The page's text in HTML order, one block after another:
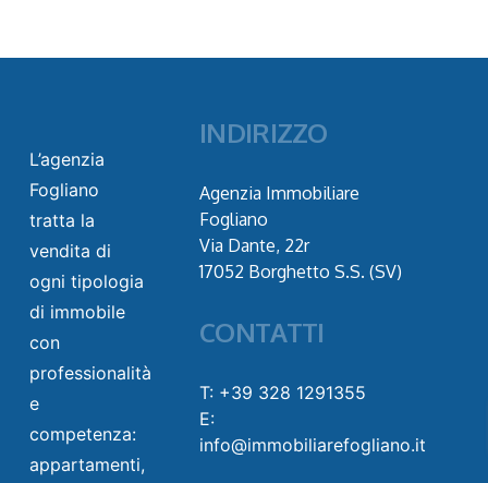
L’agenzia
Fogliano
tratta la
vendita di
ogni tipologia
di immobile
con
professionalità
e
competenza:
appartamenti,
INDIRIZZO
Agenzia Immobiliare
Fogliano
Via Dante, 22r
17052 Borghetto S.S. (SV)
CONTATTI
T: +39 328 1291355
E:
info@immobiliarefogliano.it